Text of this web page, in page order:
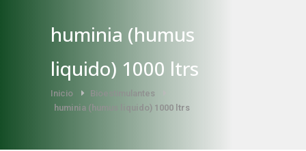
huminia (humus
liquido) 1000 ltrs
Inicio
Bioestimulantes
huminia (humus liquido) 1000 ltrs